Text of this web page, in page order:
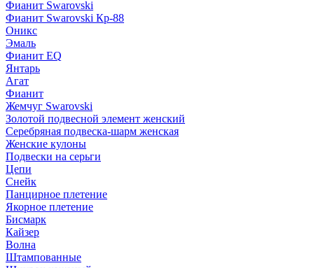
Фианит Swarovski
Фианит Swarovski Кр-88
Оникс
Эмаль
Фианит EQ
Янтарь
Агат
Фианит
Жемчуг Swarovski
Золотой подвесной элемент женcкий
Серебряная подвеска-шарм женская
Женские кулоны
Подвески на серьги
Цепи
Снейк
Панцирное плетение
Якорное плетение
Бисмарк
Кайзер
Волна
Штампованные